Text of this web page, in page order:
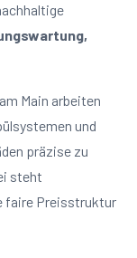
Main arbeiten
und
präzise zu
steht
faire Preisstruktur